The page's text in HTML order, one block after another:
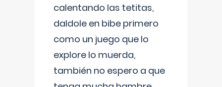
calentando las tetitas,
daldole en bibe primero
como un juego que lo
explore lo muerda,
también no espero a que